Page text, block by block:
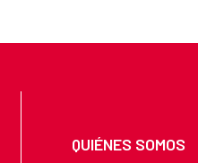
QUIÉNES SOMOS